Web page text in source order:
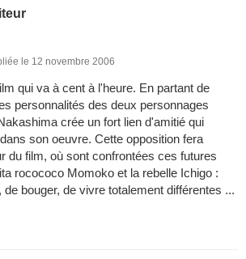
le 12 novembre 2006
qui va à cent à l'heure. En partant de
personnalités des deux personnages
crée un fort lien d'amitié qui
son oeuvre. Cette opposition fera
du film, où sont confrontées ces futures
rocococo Momoko et la rebelle Ichigo :
bouger, de vivre totalement différentes ...